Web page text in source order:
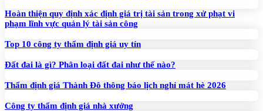
Hoàn thiện quy định xác định giá trị tài sản trong xử phạt vi
phạm lĩnh vực quản lý tài sản công
Top 10 công ty thẩm định giá uy tín
Đất đai là gì? Phân loại đất đai như thế nào?
Thẩm định giá Thành Đô thông báo lịch nghỉ mát hè 2026
Công ty thẩm định giá nhà xưởng